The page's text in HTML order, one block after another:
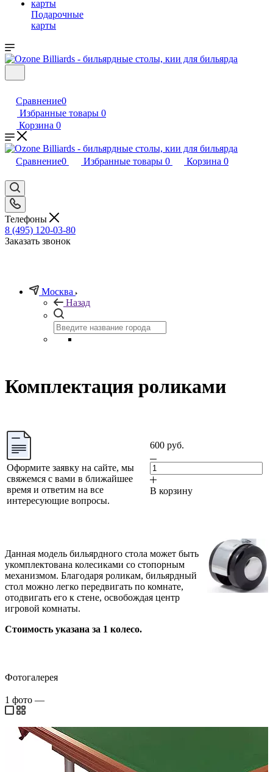
Подарочные
карты
Сравнение0
Избранные товары 0
Корзина 0
Сравнение0 Избранные товары 0 Корзина 0
Телефоны
8 (495) 120-03-80
Заказать звонок
Москва
Назад
Комплектация роликами
Оформите заявку на сайте, мы
свяжемся с вами в ближайшее
время и ответим на все
интересующие вопросы.
600 руб.
В корзину
Данная модель бильярдного стола может быть
укомплектована колесиками со стопорным
механизмом. Благодаря роликам, бильярдный
стол можно легко передвигать по комнате,
отодвигать его к стене, освобождая центр
игровой комнаты.
Стоимость указана за 1 колесо.
Фотогалерея
1 фото —